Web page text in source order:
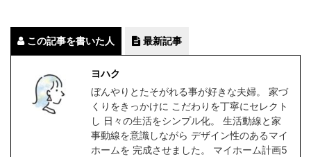
この記事を書いた人 最新記事
ヨハク
ぼんやりとたそがれる事が好きな夫婦。 家づ
くりをきっかけに こだわりを丁寧にセレクト
し 日々の生活をシンプル化。 生活動線と家
事動線を意識しながら デザイン性のあるマイ
ホームを 完成させました。 マイホーム計画5